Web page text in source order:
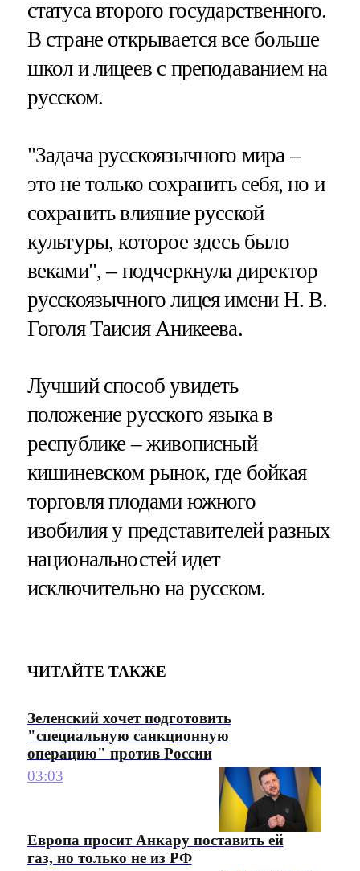
статуса второго государственного.
В стране открывается все больше
школ и лицеев с преподаванием на
русском.
"Задача русскоязычного мира –
это не только сохранить себя, но и
сохранить влияние русской
культуры, которое здесь было
веками", – подчеркнула директор
русскоязычного лицея имени Н. В.
Гоголя Таисия Аникеева.
Лучший способ увидеть
положение русского языка в
республике – живописный
кишиневском рынок, где бойкая
торговля плодами южного
изобилия у представителей разных
национальностей идет
исключительно на русском.
ЧИТАЙТЕ ТАКЖЕ
Зеленский хочет подготовить
"специальную санкционную
операцию" против России
03:03
Европа просит Анкару поставить ей
газ, но только не из РФ